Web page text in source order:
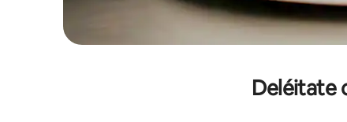
Deléitate